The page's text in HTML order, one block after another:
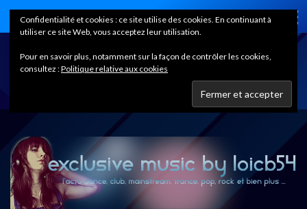
Home
Confidentialité et cookies : ce site utilise des cookies. En continuant à
utiliser ce site Web, vous acceptez leur utilisation.
Pour en savoir plus, notamment sur la façon de contrôler les cookies,
consultez :Politique relative aux cookies